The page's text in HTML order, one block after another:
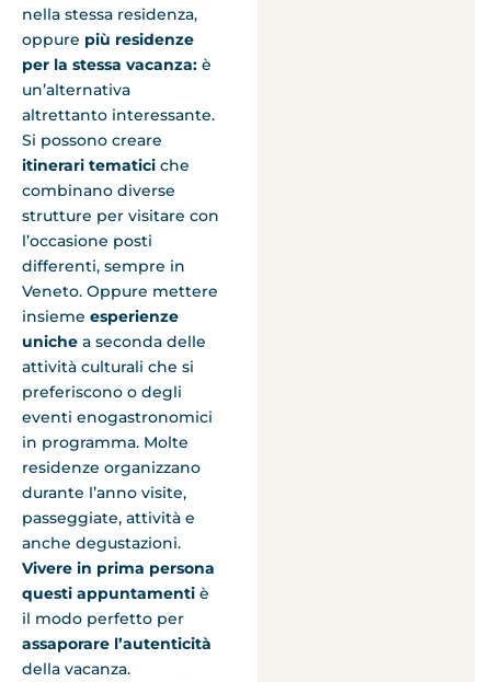
nella stessa residenza,
oppure più residenze
per la stessa vacanza: è
un’alternativa
altrettanto interessante.
Si possono creare
itinerari tematici che
combinano diverse
strutture per visitare con
l’occasione posti
differenti, sempre in
Veneto. Oppure mettere
insieme esperienze
uniche a seconda delle
attività culturali che si
preferiscono o degli
eventi enogastronomici
in programma. Molte
residenze organizzano
durante l’anno visite,
passeggiate, attività e
anche degustazioni.
Vivere in prima persona
questi appuntamenti è
il modo perfetto per
assaporare l’autenticità
della vacanza.